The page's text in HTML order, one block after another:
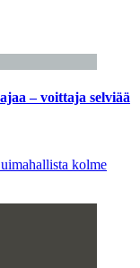
– voittaja selviää
kolme